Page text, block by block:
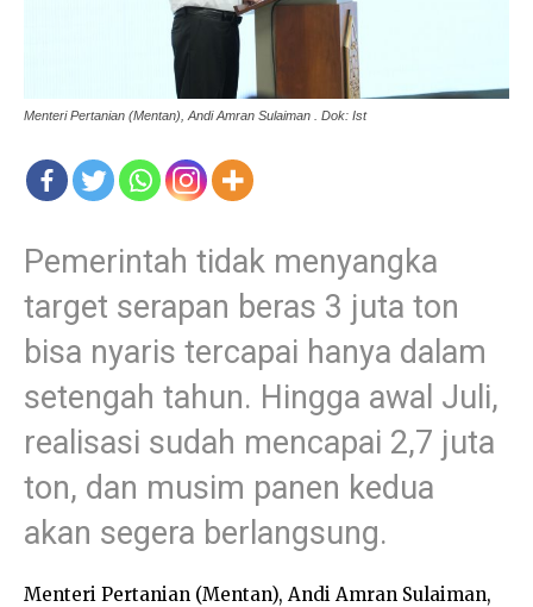
Menteri Pertanian (Mentan), Andi Amran Sulaiman . Dok: Ist
Pemerintah tidak menyangka
target serapan beras 3 juta ton
bisa nyaris tercapai hanya dalam
setengah tahun. Hingga awal Juli,
realisasi sudah mencapai 2,7 juta
ton, dan musim panen kedua
akan segera berlangsung.
Menteri Pertanian (Mentan), Andi Amran Sulaiman,